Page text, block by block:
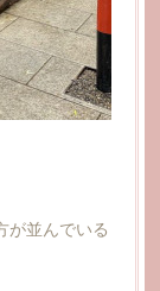
が並んでいる